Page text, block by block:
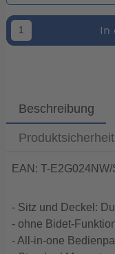
In
Beschreibung
EAN: T-E2G024NW/
- Sitz und Deckel:
- ohne Bidet-
- All-in-one